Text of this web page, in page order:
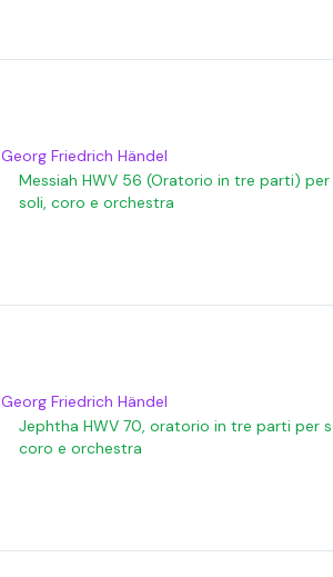
Georg Friedrich Händel
Messiah HWV 56 (Oratorio in tre parti) per
soli, coro e orchestra
Georg Friedrich Händel
Jephtha HWV 70, oratorio in tre parti per
coro e orchestra